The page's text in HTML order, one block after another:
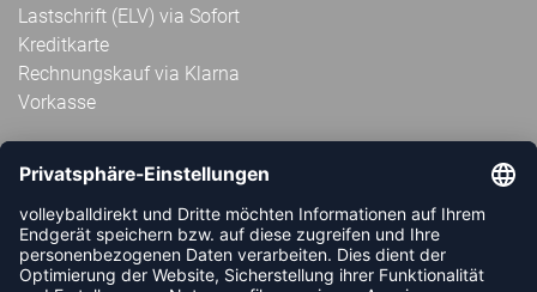
Lastschrift (ELV) via Sofort
Kreditkarte
Rechnungskauf via Klarna
Vorkasse
ABONNIERE JETZT DEN KOSTENLOSEN
VOLLEYBALLDIREKT-NEWSLETTER UND VERPASSE KEINE
NEUIGKEIT ODER AKTION MEHR.
JETZT ANMELDEN